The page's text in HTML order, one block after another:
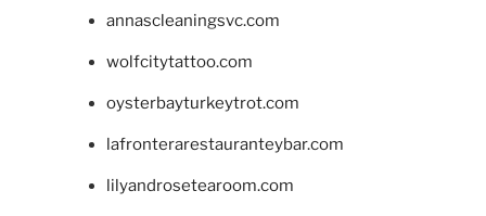
annascleaningsvc.com
wolfcitytattoo.com
oysterbayturkeytrot.com
lafronterarestauranteybar.com
lilyandrosetearoom.com